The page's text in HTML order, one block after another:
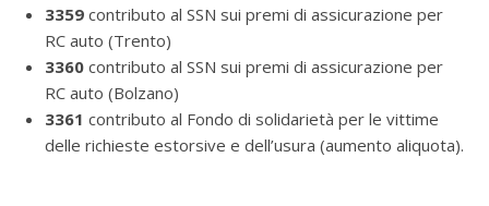
3359 contributo al SSN sui premi di assicurazione per
RC auto (Trento)
3360 contributo al SSN sui premi di assicurazione per
RC auto (Bolzano)
3361 contributo al Fondo di solidarietà per le vittime
delle richieste estorsive e dell’usura (aumento aliquota).